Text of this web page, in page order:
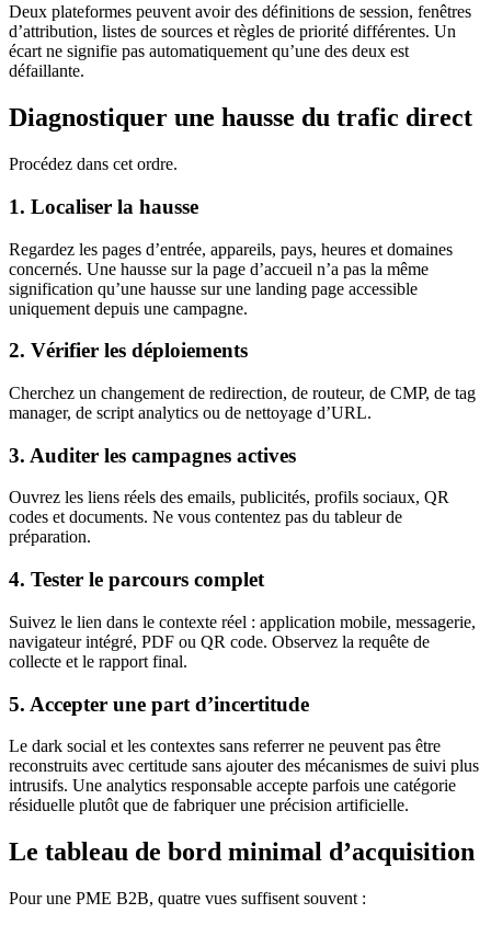
Deux plateformes peuvent avoir des définitions de session, fenêtres
d’attribution, listes de sources et règles de priorité différentes. Un
écart ne signifie pas automatiquement qu’une des deux est
défaillante.
Diagnostiquer une hausse du trafic direct
Procédez dans cet ordre.
1. Localiser la hausse
Regardez les pages d’entrée, appareils, pays, heures et domaines
concernés. Une hausse sur la page d’accueil n’a pas la même
signification qu’une hausse sur une landing page accessible
uniquement depuis une campagne.
2. Vérifier les déploiements
Cherchez un changement de redirection, de routeur, de CMP, de tag
manager, de script analytics ou de nettoyage d’URL.
3. Auditer les campagnes actives
Ouvrez les liens réels des emails, publicités, profils sociaux, QR
codes et documents. Ne vous contentez pas du tableur de
préparation.
4. Tester le parcours complet
Suivez le lien dans le contexte réel : application mobile, messagerie,
navigateur intégré, PDF ou QR code. Observez la requête de
collecte et le rapport final.
5. Accepter une part d’incertitude
Le dark social et les contextes sans referrer ne peuvent pas être
reconstruits avec certitude sans ajouter des mécanismes de suivi plus
intrusifs. Une analytics responsable accepte parfois une catégorie
résiduelle plutôt que de fabriquer une précision artificielle.
Le tableau de bord minimal d’acquisition
Pour une PME B2B, quatre vues suffisent souvent :